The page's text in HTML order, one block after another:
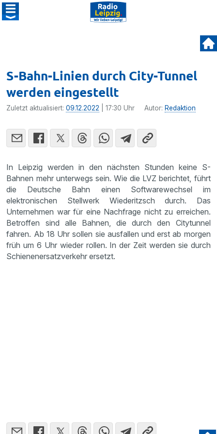
S-Bahn-Linien durch City-Tunnel
werden eingestellt
Zuletzt aktualisiert:09.12.2022 | 17:30 Uhr Autor: Redaktion
In Leipzig werden in den nächsten Stunden keine S-
Bahnen mehr unterwegs sein. Wie die LVZ berichtet, führt
die Deutsche Bahn einen Softwarewechsel im
elektronischen Stellwerk Wiederitzsch durch. Das
Unternehmen war für eine Nachfrage nicht zu erreichen.
Betroffen sind alle Bahnen, die durch den Citytunnel
fahren. Ab 18 Uhr sollen sie ausfallen und erst ab morgen
früh um 6 Uhr wieder rollen. In der Zeit werden sie durch
Schienenersatzverkehr ersetzt.